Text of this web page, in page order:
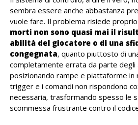
sembra essere anche abbastanza
vuole fare. Il problema risiede
morti non sono quasi mai il
abilità del giocatore o di una
congegnata, quanto piuttosto di
completamente errata da parte degli
posizionando rampe e piattaforme in
trigger e i comandi non rispondono
necessaria, trasformando spesso le
scommessa frustrante contro il